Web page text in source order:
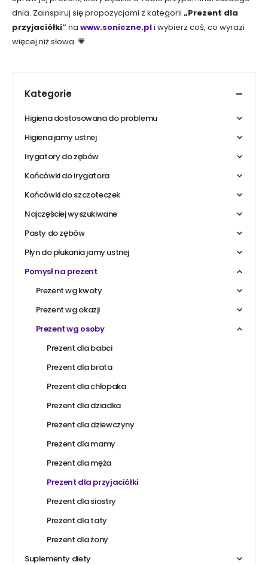
dnia. Zainspiruj się propozycjami z kategorii „Prezent dla
przyjaciółki”na www.soniczne.pli wybierz coś, co wyrazi
więcej niż słowa. 💗
Kategorie
Higiena dostosowana do problemu
Higiena jamy ustnej
Irygatory do zębów
Końcówki do irygatora
Końcówki do szczoteczek
Najczęściej wyszukiwane
Pasty do zębów
Płyn do płukania jamy ustnej
Pomysł na prezent
Prezent wg kwoty
Prezent wg okazji
Prezent wg osoby
Prezent dla babci
Prezent dla brata
Prezent dla chłopaka
Prezent dla dziadka
Prezent dla dziewczyny
Prezent dla mamy
Prezent dla męża
Prezent dla przyjaciółki
Prezent dla siostry
Prezent dla taty
Prezent dla żony
Suplementy diety